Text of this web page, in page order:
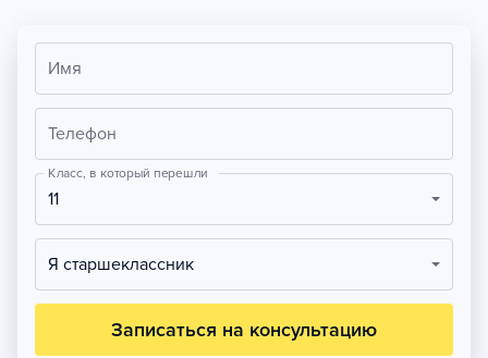
Имя
Телефон
Класс, в который перешли
11
Я старшеклассник
Записаться на консультацию